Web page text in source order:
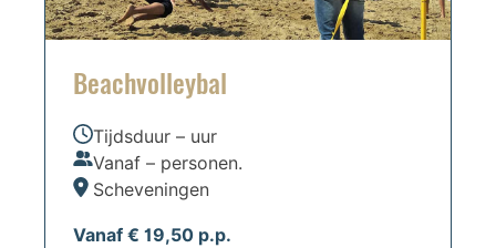
Beachvolleybal
Tijdsduur – uur
Vanaf – personen.
Scheveningen
Vanaf € 19,50 p.p.